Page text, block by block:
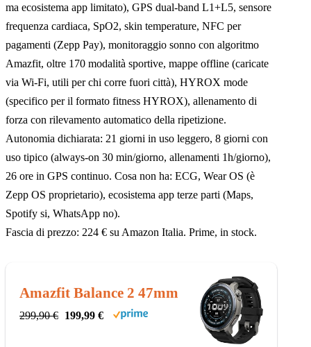
ma ecosistema app limitato), GPS dual-band L1+L5, sensore
frequenza cardiaca, SpO2, skin temperature, NFC per
pagamenti (Zepp Pay), monitoraggio sonno con algoritmo
Amazfit, oltre 170 modalità sportive, mappe offline (caricate
via Wi-Fi, utili per chi corre fuori città), HYROX mode
(specifico per il formato fitness HYROX), allenamento di
forza con rilevamento automatico della ripetizione.
Autonomia dichiarata: 21 giorni in uso leggero, 8 giorni con
uso tipico (always-on 30 min/giorno, allenamenti 1h/giorno),
26 ore in GPS continuo. Cosa non ha: ECG, Wear OS (è
Zepp OS proprietario), ecosistema app terze parti (Maps,
Spotify si, WhatsApp no).
Fascia di prezzo: 224 € su Amazon Italia. Prime, in stock.
Amazfit Balance 2 47mm
299,90 € 199,99 €